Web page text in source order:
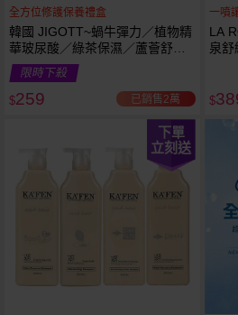
全方位修護保養禮盒
韓國 JIGOTT~蝸牛彈力／植物精
華玻尿酸／綠茶保濕／蘆薈舒緩
修復 禮盒(5件組) 款式可選 化妝
水+乳液+面霜
限時下殺
$259 已銷售2萬
一噴
LA
泉舒
$
下單
立刻送